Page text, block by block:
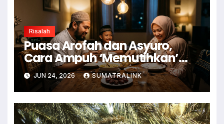
Risalah
Puasa Arofah dan Asyuro,
Cara Ampuh ‘Memutihkan’
Dosa
JUN 24, 2026 SUMATRALINK